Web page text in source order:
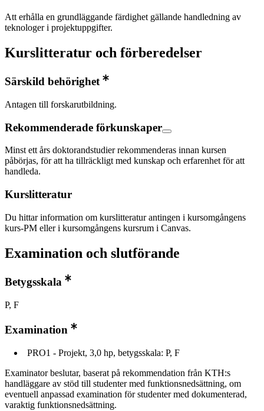
Att erhålla en grundläggande färdighet gällande handledning av
teknologer i projektuppgifter.
Kurslitteratur och förberedelser
Särskild behörighet
Antagen till forskarutbildning.
Rekommenderade förkunskaper
Minst ett års doktorandstudier rekommenderas innan kursen
påbörjas, för att ha tillräckligt med kunskap och erfarenhet för att
handleda.
Kurslitteratur
Du hittar information om kurslitteratur antingen i kursomgångens
kurs-PM eller i kursomgångens kursrum i Canvas.
Examination och slutförande
Betygsskala
P, F
Examination
PRO1 - Projekt, 3,0 hp, betygsskala: P, F
Examinator beslutar, baserat på rekommendation från KTH:s
handläggare av stöd till studenter med funktionsnedsättning, om
eventuell anpassad examination för studenter med dokumenterad,
varaktig funktionsnedsättning.